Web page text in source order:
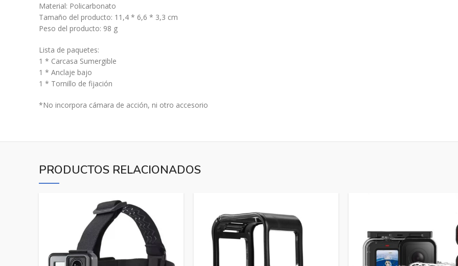
Material: Policarbonato
Tamaño del producto: 11,4 * 6,6 * 3,3 cm
Peso del producto: 98 g
Lista de paquetes:
1 * Carcasa Sumergible
1 * Anclaje bajo
1 * Tornillo de fijación
*No incorpora cámara de acción, ni otro accesorio
PRODUCTOS RELACIONADOS